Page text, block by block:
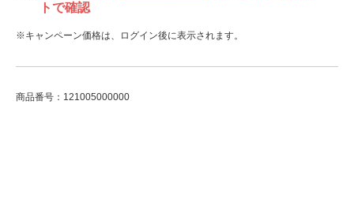
トで確認
※キャンペーン価格は、ログイン後に表示されます。
商品番号：121005000000